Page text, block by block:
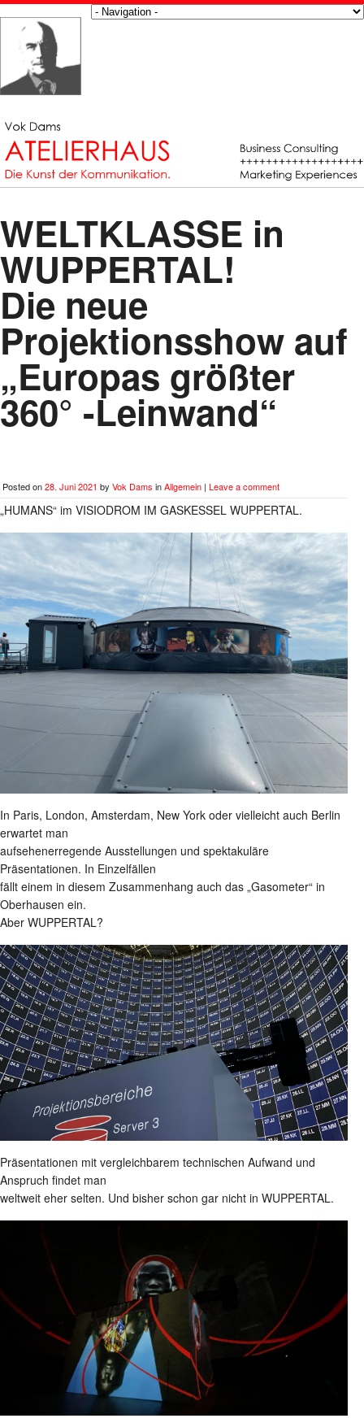
WELTKLASSE in
WUPPERTAL!
Die neue
Projektionsshow auf
„Europas größter
360° -Leinwand“
Posted on28. Juni 2021 by Vok Dams inAllgemein | Leave a comment
„HUMANS“ im VISIODROM IM GASKESSEL WUPPERTAL.
In Paris, London, Amsterdam, New York oder vielleicht auch Berlin
erwartet man
aufsehenerregende Ausstellungen und spektakuläre
Präsentationen. In Einzelfällen
fällt einem in diesem Zusammenhang auch das „Gasometer“ in
Oberhausen ein.
Aber WUPPERTAL?
Präsentationen mit vergleichbarem technischen Aufwand und
Anspruch findet man
weltweit eher selten. Und bisher schon gar nicht in WUPPERTAL.